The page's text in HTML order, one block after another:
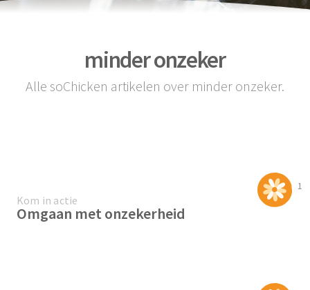
minder onzeker
Alle soChicken artikelen over minder onzeker.
1
Kom in actie
Omgaan met onzekerheid